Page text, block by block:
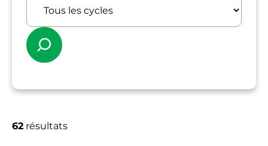
Rechercher
Résultats de la
62 résultats